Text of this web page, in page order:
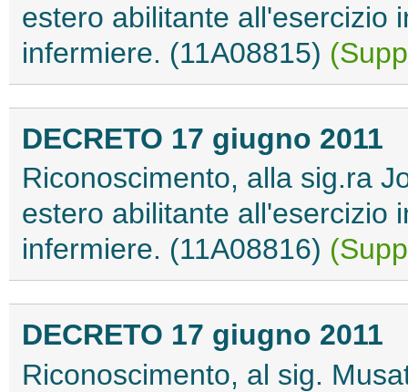
estero abilitante all'esercizio
infermiere. (11A08815)
DECRETO 17 giugno 2011
Riconoscimento, alla sig.ra
estero abilitante all'esercizio
infermiere. (11A08816)
DECRETO 17 giugno 2011
Riconoscimento, al sig.